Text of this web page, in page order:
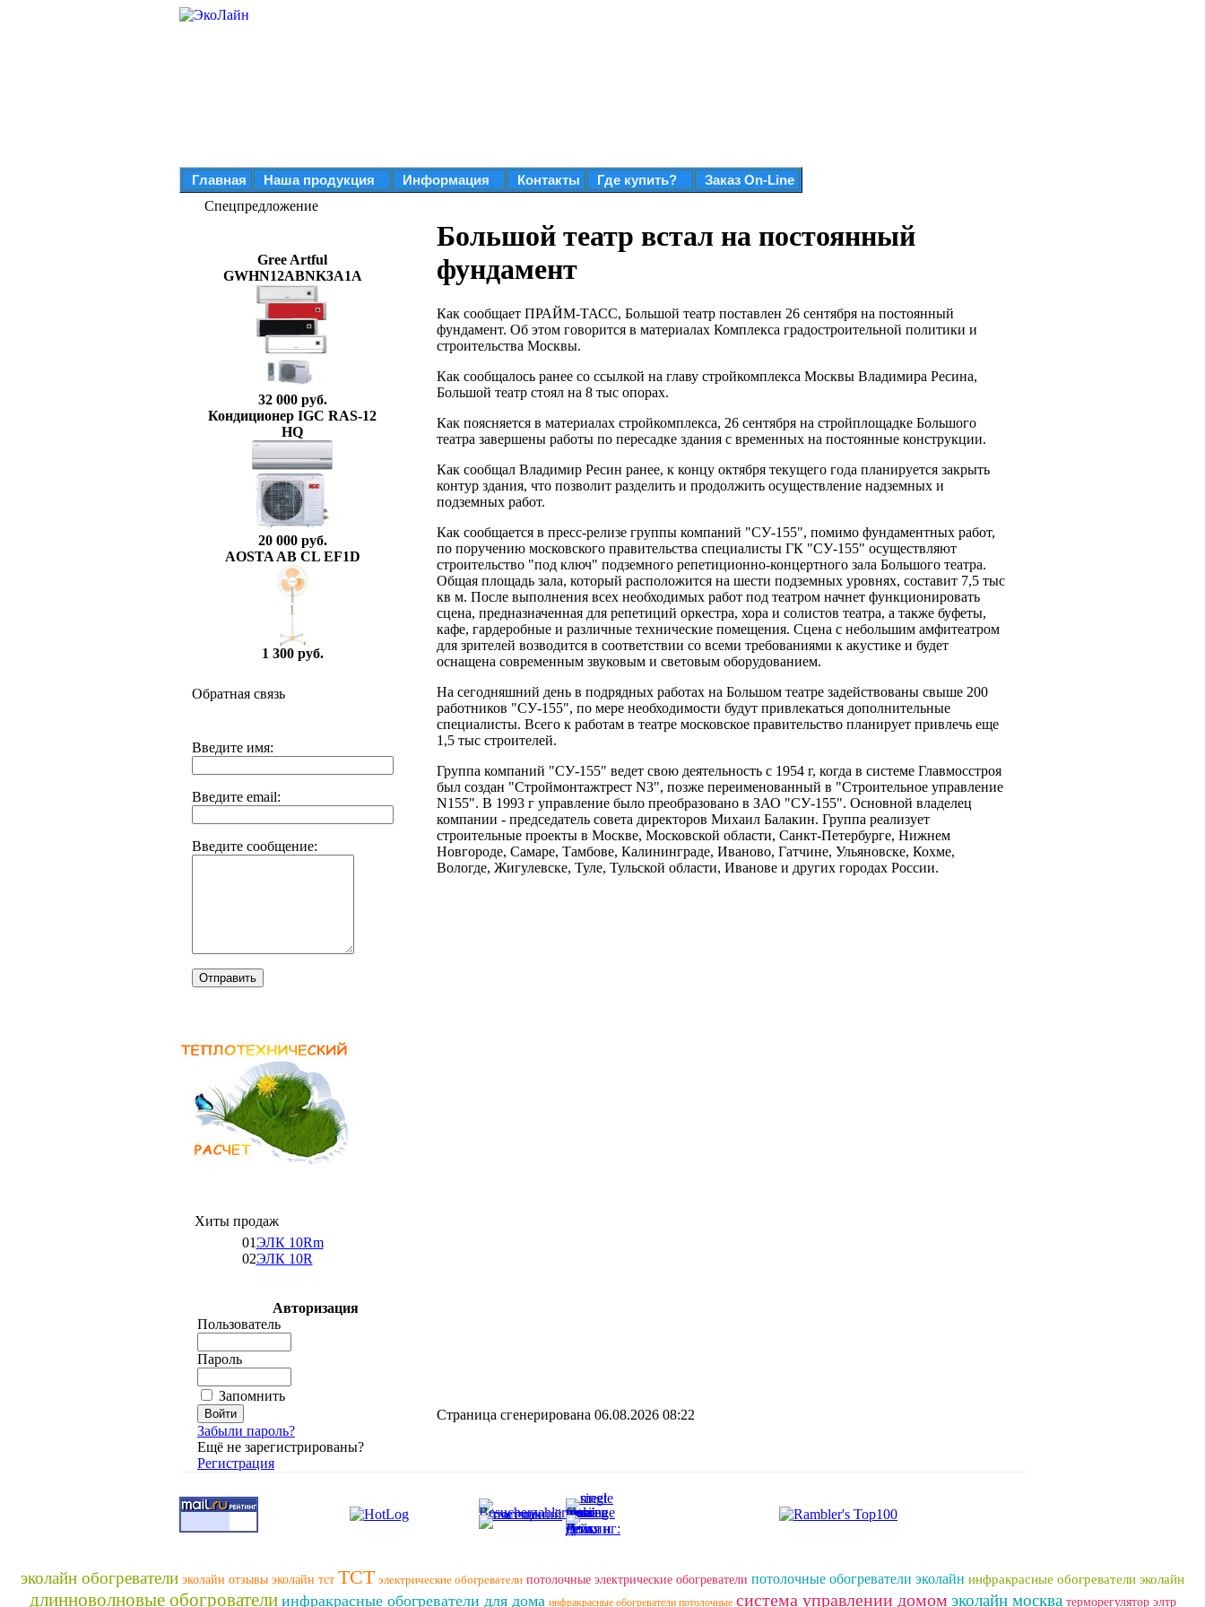
Главная Наша продукция Информация Контакты Где купить?
Заказ On-Line
Спецпредложение
Gree Artful
GWHN12ABNK3A1A
32 000 руб.
Кондиционер IGC RAS-12
HQ
20 000 руб.
AOSTA AB CL EF1D
1 300 руб.
Обратная связь
Введите имя:
Введите email:
Введите сообщение:
Отправить
Хиты продаж
01ЭЛК 10Rm
02ЭЛК 10R
Авторизация
Пользователь
Пароль
Запомнить
Забыли пароль?
Ещё не зарегистрированы?
Регистрация
Большой театр встал на постоянный
фундамент
Как сообщает ПРАЙМ-ТАСС, Большой театр поставлен 26 сентября на постоянный
фундамент. Об этом говорится в материалах Комплекса градостроительной политики и
строительства Москвы.
Как сообщалось ранее со ссылкой на главу стройкомплекса Москвы Владимира Ресина,
Большой театр стоял на 8 тыс опорах.
Как поясняется в материалах стройкомплекса, 26 сентября на стройплощадке Большого
театра завершены работы по пересадке здания с временных на постоянные конструкции.
Как сообщал Владимир Ресин ранее, к концу октября текущего года планируется закрыть
контур здания, что позволит разделить и продолжить осуществление надземных и
подземных работ.
Как сообщается в пресс-релизе группы компаний "СУ-155", помимо фундаментных работ,
по поручению московского правительства специалисты ГК "СУ-155" осуществляют
строительство "под ключ" подземного репетиционно-концертного зала Большого театра.
Общая площадь зала, который расположится на шести подземных уровнях, составит 7,5 тыс
кв м. После выполнения всех необходимых работ под театром начнет функционировать
сцена, предназначенная для репетиций оркестра, хора и солистов театра, а также буфеты,
кафе, гардеробные и различные технические помещения. Сцена с небольшим амфитеатром
для зрителей возводится в соответствии со всеми требованиями к акустике и будет
оснащена современным звуковым и световым оборудованием.
На сегодняшний день в подрядных работах на Большом театре задействованы свыше 200
работников "СУ-155", по мере необходимости будут привлекаться дополнительные
специалисты. Всего к работам в театре московское правительство планирует привлечь еще
1,5 тыс строителей.
Группа компаний "СУ-155" ведет свою деятельность с 1954 г, когда в системе Главмосстроя
был создан "Строймонтажтрест N3", позже переименованный в "Строительное управление
N155". В 1993 г управление было преобразовано в ЗАО "СУ-155". Основной владелец
компании - председатель совета директоров Михаил Балакин. Группа реализует
строительные проекты в Москве, Московской области, Санкт-Петербурге, Нижнем
Новгороде, Самаре, Тамбове, Калининграде, Иваново, Гатчине, Ульяновске, Кохме,
Вологде, Жигулевске, Туле, Тульской области, Иванове и других городах России.
Страница сгенерирована 06.08.2026 08:22
эколайн обогреватели эколайн отзывы эколайн тст ТСТ электрические обогреватели потолочные электрические обогреватели потолочные обогреватели эколайн инфракрасные обогреватели эколайн
длинноволновые обогрователи инфракрасные обогреватели для дома инфракрасные обогреватели потолочные система управлении домом эколайн москва терморегулятор элтр